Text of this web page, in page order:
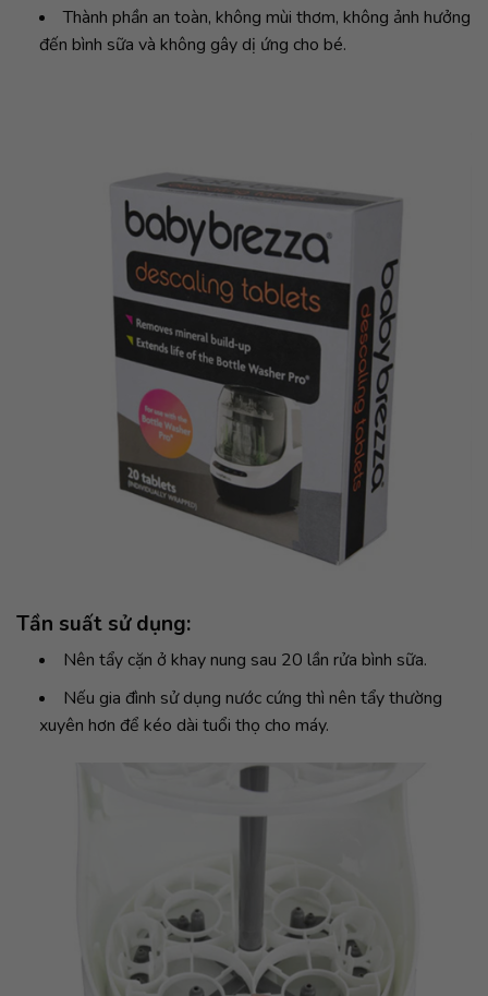
Thành phần an toàn, không mùi thơm, không ảnh hưởng
đến bình sữa và không gây dị ứng cho bé.
Tần suất sử dụng:
Nên tẩy cặn ở khay nung sau 20 lần rửa bình sữa.
Nếu gia đình sử dụng nước cứng thì nên tẩy thường
xuyên hơn để kéo dài tuổi thọ cho máy.